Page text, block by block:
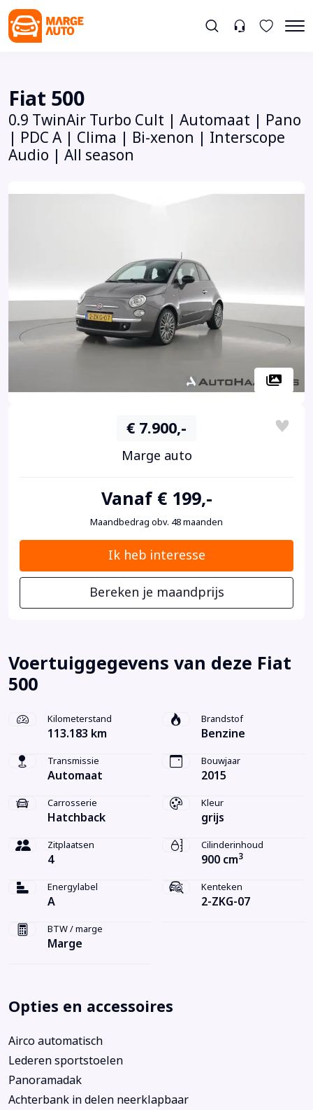
Fiat 500
0.9 TwinAir Turbo Cult | Automaat | Pano
| PDC A | Clima | Bi-xenon | Interscope
Audio | All season
€ 7.900,-
Marge auto
Vanaf € 199,-
Maandbedrag obv. 48 maanden
Ik heb interesse
Bereken je maandprijs
Voertuiggegevens van deze Fiat
500
Kilometerstand
113.183 km
Brandstof
Benzine
Transmissie
Automaat
Bouwjaar
2015
Carrosserie
Hatchback
Kleur
grijs
Zitplaatsen
4
Cilinderinhoud
900 cm3
Energylabel
A
Kenteken
2-ZKG-07
BTW / marge
Marge
Opties en accessoires
Airco automatisch
Lederen sportstoelen
Panoramadak
Achterbank in delen neerklapbaar